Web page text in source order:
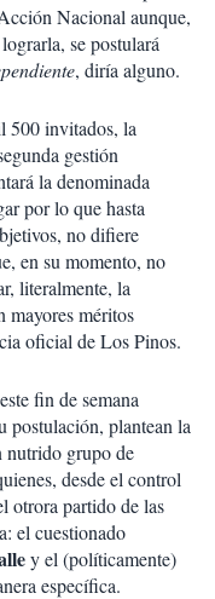
Nacional aunque,
se postulará
, diría alguno.
500 invitados, la
gestión
la denominada
por lo que hasta
no difiere
en su momento, no
literalmente, la
mayores méritos
oficial de Los Pinos.
fin de semana
postulación, plantean la
nutrido grupo de
desde el control
otrora partido de las
el cuestionado
y el (políticamente)
específica.